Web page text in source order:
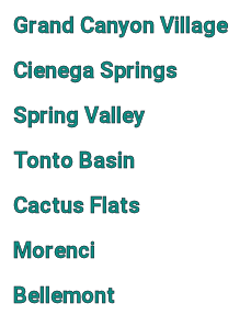
Grand Canyon Village
Cienega Springs
Spring Valley
Tonto Basin
Cactus Flats
Morenci
Bellemont